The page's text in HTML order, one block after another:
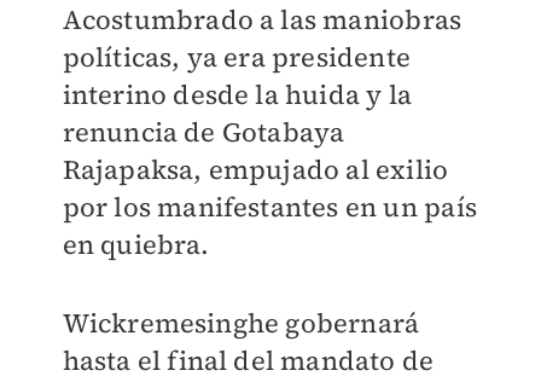
Acostumbrado a las maniobras
políticas, ya era presidente
interino desde la huida y la
renuncia de Gotabaya
Rajapaksa, empujado al exilio
por los manifestantes en un país
en quiebra.
Wickremesinghe gobernará
hasta el final del mandato de